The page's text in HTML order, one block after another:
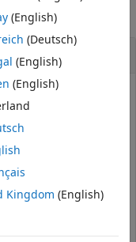
(English)
(Deutsch)
(English)
(English)
Kingdom (English)